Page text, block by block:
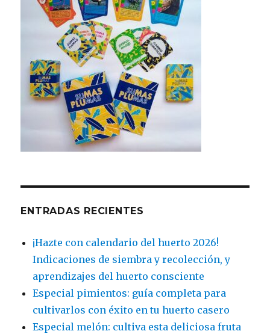
ENTRADAS RECIENTES
¡Hazte con calendario del huerto 2026!
Indicaciones de siembra y recolección, y
aprendizajes del huerto consciente
Especial pimientos: guía completa para
cultivarlos con éxito en tu huerto casero
Especial melón: cultiva esta deliciosa fruta